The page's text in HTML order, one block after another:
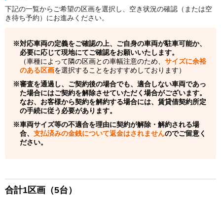
下記の一覧からご希望の区画を選択し、空き状況の確認（または空
き待ち予約）にお進みください。
対応車両の定義をご確認の上、ご自身の車両が駐車可能か、
必要に応じて現地にてご確認をお願いいたします。
（車種によって隣の区画との車幅注意のため、 サイズに余裕
のある区画を選択することをおすすめしております）
審査を通過し、ご契約後の場合でも、適合しない車両であっ
た場合にはご契約を解除させていただく場合がございます。
なお、お客様から契約を解約する場合には、賃貸借契約所定
の手続に従う必要があります。
車両サイズ等の不適合を理由に契約が解除・解約される場
合、 支払済みの金銭について返金はされませんのでご留意く
ださい。
合計1区画（5台）